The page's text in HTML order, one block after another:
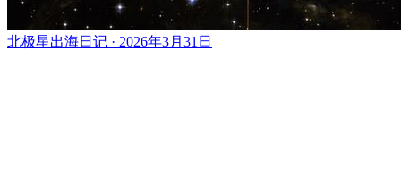
北极星出海日记 · 2026年3月31日